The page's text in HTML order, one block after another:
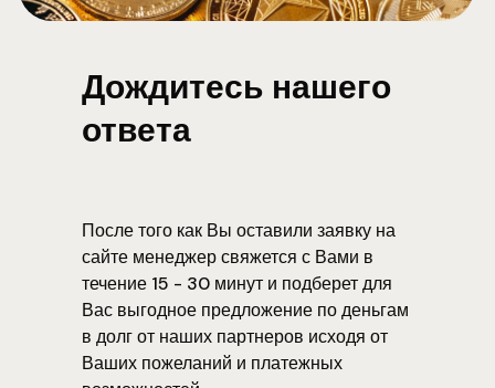
После того как Вы оставили заявку на
сайте менеджер свяжется с Вами в
течение 15 - 30 минут и подберет для
Вас выгодное предложение по деньгам
в долг от наших партнеров исходя от
Ваших пожеланий и платежных
Дождитесь нашего
ответа